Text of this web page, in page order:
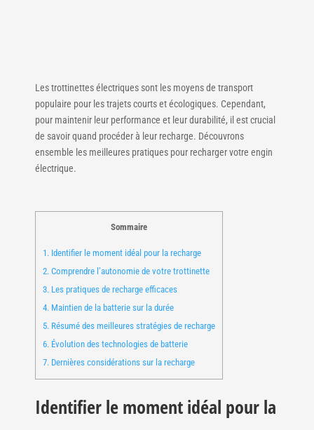
Les trottinettes électriques sont les moyens de transport
populaire pour les trajets courts et écologiques. Cependant,
pour maintenir leur performance et leur durabilité, il est crucial
de savoir quand procéder à leur recharge. Découvrons
ensemble les meilleures pratiques pour recharger votre engin
électrique.
Sommaire
1. Identifier le moment idéal pour la recharge
2. Comprendre l’autonomie de votre trottinette
3. Les pratiques de recharge efficaces
4. Maintien de la batterie sur la durée
5. Résumé des meilleures stratégies de recharge
6. Évolution des technologies de batterie
7. Dernières considérations sur la recharge
Identifier le moment idéal pour la